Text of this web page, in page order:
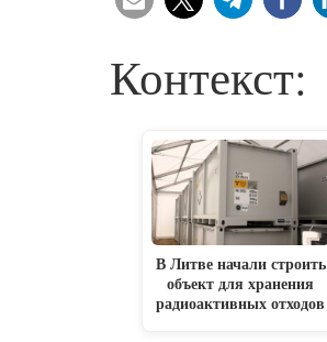
Контекст:
В Литве начали строить
объект для хранения
радиоактивных отходов